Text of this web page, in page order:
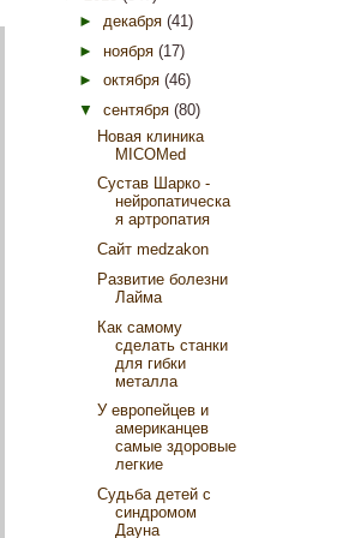
► декабря (41)
► ноября (17)
► октября (46)
▼ сентября (80)
Новая клиника
MICOMed
Сустав Шарко -
нейропатическа
я артропатия
Сайт medzakon
Развитие болезни
Лайма
Как самому
сделать станки
для гибки
металла
У европейцев и
американцев
самые здоровые
легкие
Судьба детей с
синдромом
Дауна